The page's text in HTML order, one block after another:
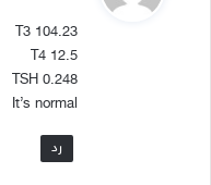
ل
T3 104.23
T4 12.5
TSH 0.248
It’s normal
رد